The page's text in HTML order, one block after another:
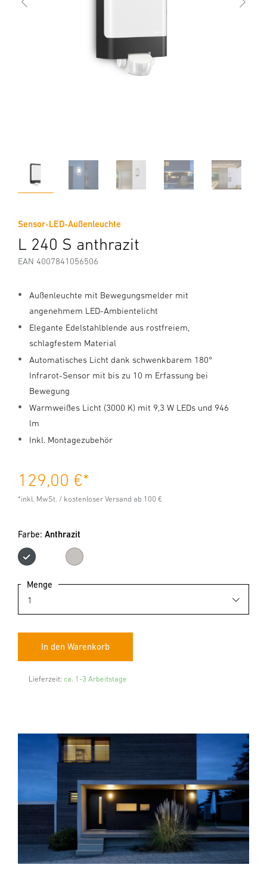
Sensor-LED-Außenleuchte
L 240 S anthrazit
EAN 4007841056506
Außenleuchte mit Bewegungsmelder mit
angenehmem LED-Ambientelicht
Elegante Edelstahlblende aus rostfreiem,
schlagfestem Material
Automatisches Licht dank schwenkbarem 180°
Infrarot-Sensor mit bis zu 10 m Erfassung bei
Bewegung
Warmweißes Licht (3000 K) mit 9,3 W LEDs und 946
lm
Inkl. Montagezubehör
129,00 €*
*inkl. MwSt. / kostenloser Versand ab 100 €
Farbe: Anthrazit
AnthrazitEdelstahl
Menge
Lieferzeit: ca. 1-3 Arbeitstage